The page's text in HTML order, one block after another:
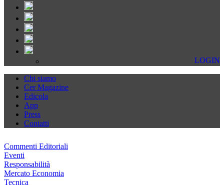
LOGIN
Chi siamo
Cer Magazine
Edicola
App
Press
Contatti
Commenti Editoriali
Eventi
Responsabilità
Mercato Economia
Tecnica